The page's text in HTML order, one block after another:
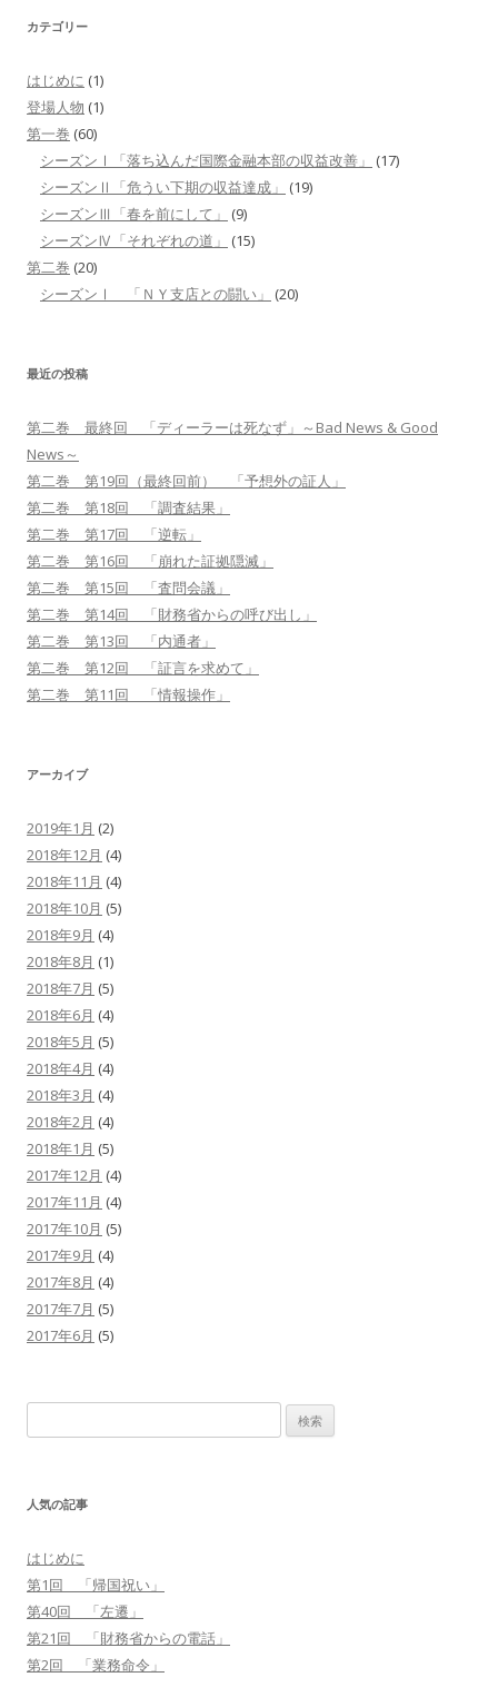
ゲ
シ
ョ
ン
カテゴリー
はじめに (1)
登場人物 (1)
第一巻 (60)
シーズンⅠ「落ち込んだ国際金融本部の収益改善」
(17)
シーズンⅡ「危うい下期の収益達成」
(19)
シーズンⅢ「春を前にして」
(9)
シーズンⅣ「それぞれの道」
(15)
第二巻 (20)
シーズンⅠ 「ＮＹ支店との闘い」
(20)
最近の投稿
第二巻 最終回 「ディーラーは死なず」～Bad News & Good
News～
第二巻 第19回（最終回前） 「予想外の証人」
第二巻 第18回 「調査結果」
第二巻 第17回 「逆転」
第二巻 第16回 「崩れた証拠隠滅」
第二巻 第15回 「査問会議」
第二巻 第14回 「財務省からの呼び出し」
第二巻 第13回 「内通者」
第二巻 第12回 「証言を求めて」
第二巻 第11回 「情報操作」
アーカイブ
2019年1月 (2)
2018年12月 (4)
2018年11月 (4)
2018年10月 (5)
2018年9月 (4)
2018年8月 (1)
2018年7月 (5)
2018年6月 (4)
2018年5月 (5)
2018年4月 (4)
2018年3月 (4)
2018年2月 (4)
2018年1月 (5)
2017年12月 (4)
2017年11月 (4)
2017年10月 (5)
2017年9月 (4)
2017年8月 (4)
2017年7月 (5)
2017年6月 (5)
索
人気の記事
はじめに
第1回 「帰国祝い」
第40回 「左遷」
第21回 「財務省からの電話」
第2回 「業務命令」